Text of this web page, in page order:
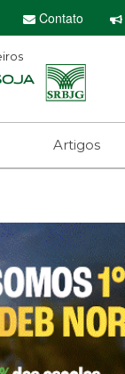
Contato
Artigos